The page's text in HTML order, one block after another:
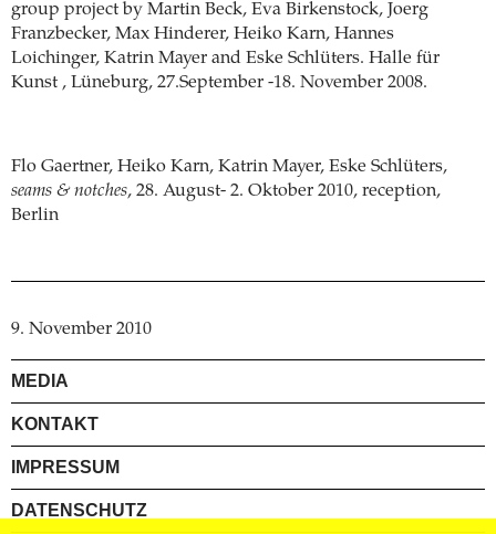
group project by Martin Beck, Eva Birkenstock, Joerg
Franzbecker, Max Hinderer, Heiko Karn, Hannes
Loichinger, Katrin Mayer and Eske Schlüters. Halle für
Kunst , Lüneburg, 27.September -18. November 2008.
Flo Gaertner, Heiko Karn, Katrin Mayer, Eske Schlüters,
seams & notches, 28. August- 2. Oktober 2010, reception,
Berlin
9. November 2010
MEDIA
KONTAKT
IMPRESSUM
DATENSCHUTZ